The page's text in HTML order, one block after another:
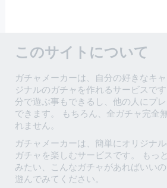
このサイトについて
ガチャメーカーは、自分の好きなキ
ジナルのガチャを作れるサービスで
分で遊ぶ事もできるし、他の人にプ
できます。 もちろん、全ガチャ完全
れません。
ガチャメーカーは、簡単にオリジナ
ガチャを楽しむサービスです。 もっ
みたい、こんなガチャがあればいい
遊んでみてください。